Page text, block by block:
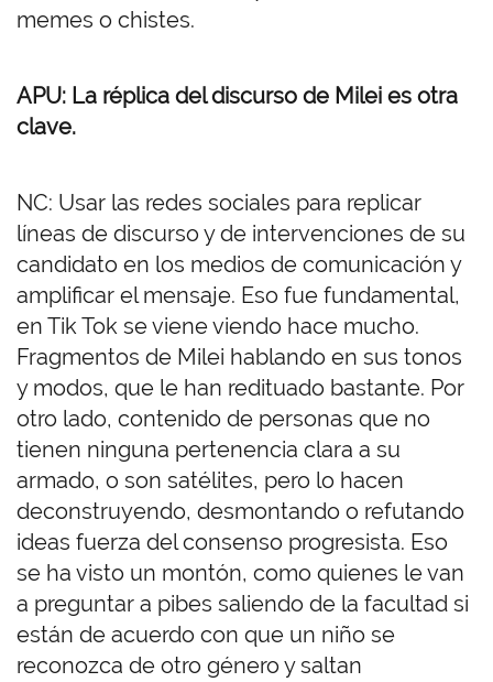
memes o chistes.
APU: La réplica del discurso de Milei es otra
clave.
NC: Usar las redes sociales para replicar
líneas de discurso y de intervenciones de su
candidato en los medios de comunicación y
amplificar el mensaje. Eso fue fundamental,
en Tik Tok se viene viendo hace mucho.
Fragmentos de Milei hablando en sus tonos
y modos, que le han redituado bastante. Por
otro lado, contenido de personas que no
tienen ninguna pertenencia clara a su
armado, o son satélites, pero lo hacen
deconstruyendo, desmontando o refutando
ideas fuerza del consenso progresista. Eso
se ha visto un montón, como quienes le van
a preguntar a pibes saliendo de la facultad si
están de acuerdo con que un niño se
reconozca de otro género y saltan